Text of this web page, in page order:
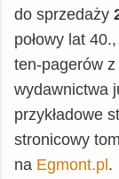
do sprzedaży
połowy lat
ten-pagerów
wydawnictwa
przykładowe
stronicowy
na Egmont.pl.